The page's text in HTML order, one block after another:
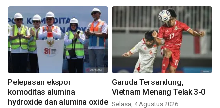
Pelepasan ekspor
komoditas alumina
hydroxide dan alumina oxide
Garuda Tersandung,
Vietnam Menang Telak 3-0
Selasa, 4 Agustus 2026